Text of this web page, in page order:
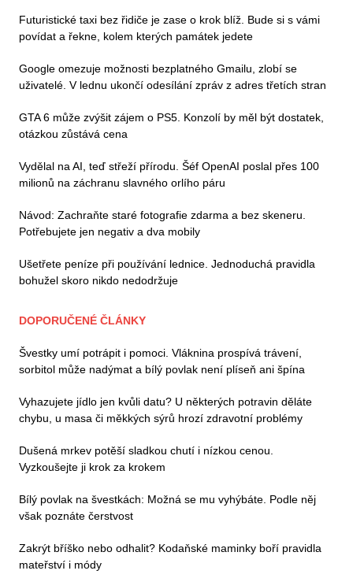
Futuristické taxi bez řidiče je zase o krok blíž. Bude si s vámi
povídat a řekne, kolem kterých památek jedete
Google omezuje možnosti bezplatného Gmailu, zlobí se
uživatelé. V lednu ukončí odesílání zpráv z adres třetích stran
GTA 6 může zvýšit zájem o PS5. Konzolí by měl být dostatek,
otázkou zůstává cena
Vydělal na AI, teď střeží přírodu. Šéf OpenAI poslal přes 100
milionů na záchranu slavného orlího páru
Návod: Zachraňte staré fotografie zdarma a bez skeneru.
Potřebujete jen negativ a dva mobily
Ušetřete peníze při používání lednice. Jednoduchá pravidla
bohužel skoro nikdo nedodržuje
DOPORUČENÉ ČLÁNKY
Švestky umí potrápit i pomoci. Vláknina prospívá trávení,
sorbitol může nadýmat a bílý povlak není plíseň ani špína
Vyhazujete jídlo jen kvůli datu? U některých potravin děláte
chybu, u masa či měkkých sýrů hrozí zdravotní problémy
Dušená mrkev potěší sladkou chutí i nízkou cenou.
Vyzkoušejte ji krok za krokem
Bílý povlak na švestkách: Možná se mu vyhýbáte. Podle něj
však poznáte čerstvost
Zakrýt bříško nebo odhalit? Kodaňské maminky boří pravidla
mateřství i módy